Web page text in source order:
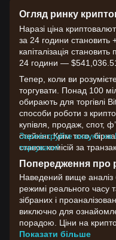
Огляд ринку
Наразі ціна
за 24 години становить
капіталізація
24 години —
Тепер, коли ви
торгувати. Понад 100
обирають для торгівлі
способи роботи з
купівля, продаж, спот,
стейкінг. Крім того,
ставок комісій за
Зареєструйте акаунт на
торгувати!
Попередження про
Наведений вище аналіз
режимі реального часу
зібраних і
виключно для
порадою. Ціни на
волатильністю.
Показати більше